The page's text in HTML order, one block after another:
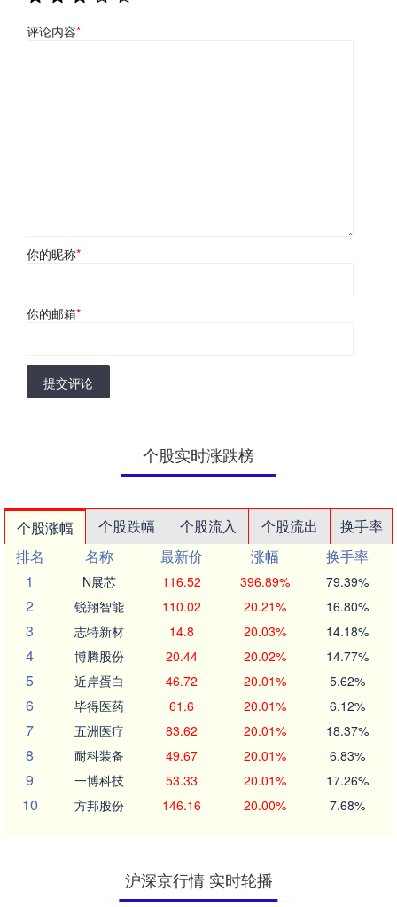
评论内容*
你的昵称*
你的邮箱*
提交评论
个股实时涨跌榜
个股涨幅 个股跌幅 个股流入 个股流出
换手率
排名
名称 最新价 涨幅
换手率
1
N展芯 116.52 396.89% 79.39%
2 锐翔智能 110.02 20.21% 16.80%
3 志特新材 14.8 20.03% 14.18%
4 博腾股份 20.44 20.02% 14.77%
5 近岸蛋白 46.72 20.01% 5.62%
6 毕得医药 61.6 20.01% 6.12%
7 五洲医疗 83.62 20.01% 18.37%
8 耐科装备 49.67 20.01% 6.83%
9 一博科技 53.33 20.01% 17.26%
10 方邦股份 146.16 20.00% 7.68%
沪深京行情 实时轮播